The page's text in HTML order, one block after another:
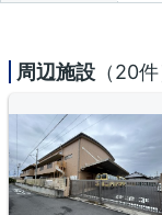
周辺施設 （20件